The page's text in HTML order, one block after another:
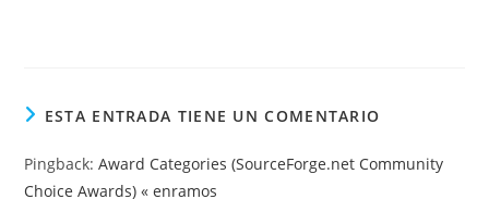
ESTA ENTRADA TIENE UN COMENTARIO
Pingback:Award Categories (SourceForge.net Community
Choice Awards) « enramos